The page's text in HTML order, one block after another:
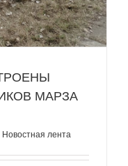
МАРЗА
Новостная лента